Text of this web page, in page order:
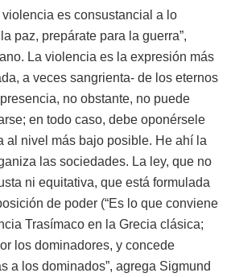
violencia es consustancial a lo
paz, prepárate para la guerra”,
La violencia es la expresión más
a veces sangrienta- de los eternos
no obstante, no puede
en todo caso, debe oponérsele
al nivel más bajo posible. He ahí la
las sociedades. La ley, que no
ni equitativa, que está formulada
de poder (“Es lo que conviene
Trasímaco en la Grecia clásica;
los dominadores, y concede
a los dominados”, agrega Sigmund